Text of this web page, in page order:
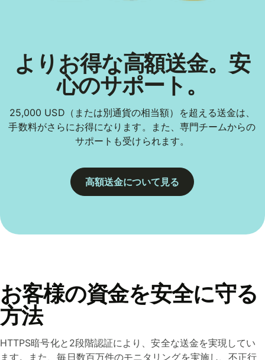
よりお得な高額送金。安
心のサポート。
25,000 USD（または別通貨の相当額）を超える送金は、
手数料がさらにお得になります。また、専門チームからの
サポートも受けられます。
高額送金について見る
お客様の資金を安全に守る
方法
HTTPS暗号化と2段階認証により、安全な送金を実現してい
ます。また、毎日数百万件のモニタリングを実施し、不正行